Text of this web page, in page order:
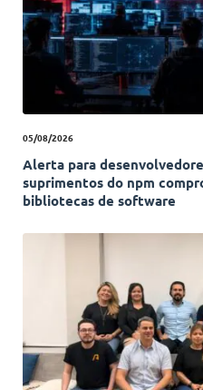
05/08/2026
Alerta para
suprimentos do npm
bibliotecas de software